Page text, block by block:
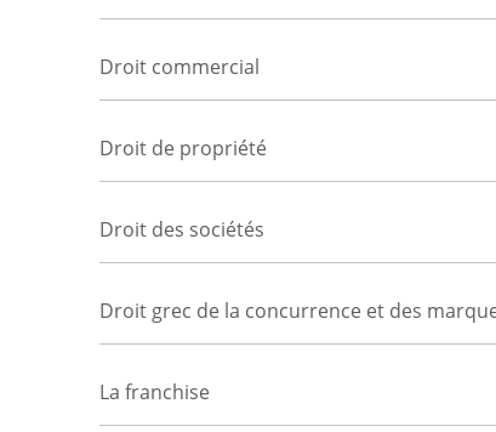
Droit commercial
Droit de propriété
Droit des sociétés
Droit grec de la concurrence et des
La franchise